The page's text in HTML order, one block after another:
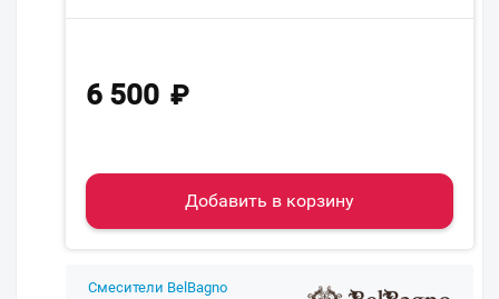
6 500 ₽
Добавить в корзину
Смесители BelBagno